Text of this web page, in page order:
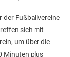
der Fußballvereine
sich mit
um über die
Minuten plus